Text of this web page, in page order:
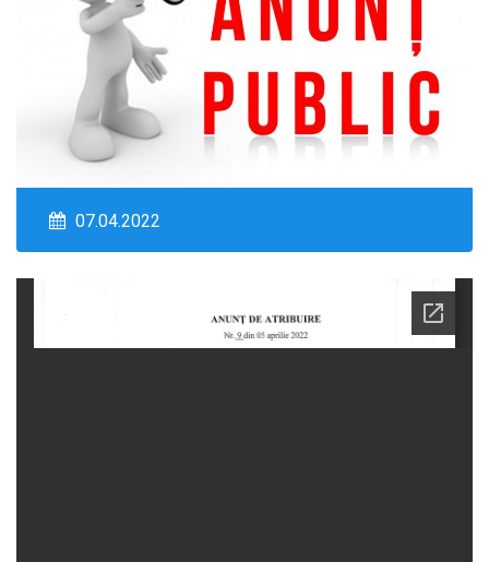
07.04.2022